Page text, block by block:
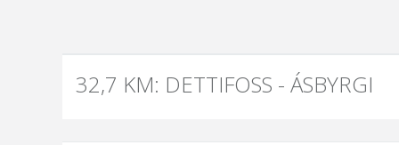
32,7 KM: DETTIFOSS - ÁSBYRGI